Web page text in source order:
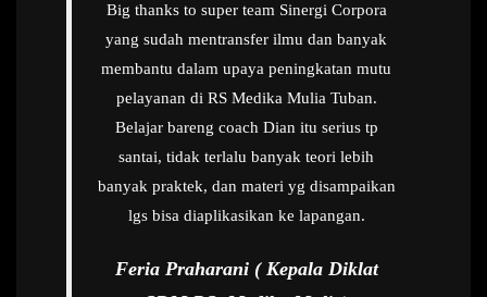
Big thanks to super team Sinergi Corpora
yang sudah mentransfer ilmu dan banyak
membantu dalam upaya peningkatan mutu
pelayanan di RS Medika Mulia Tuban.
Belajar bareng coach Dian itu serius tp
santai, tidak terlalu banyak teori lebih
banyak praktek, dan materi yg disampaikan
lgs bisa diaplikasikan ke lapangan.
Feria Praharani ( Kepala Diklat